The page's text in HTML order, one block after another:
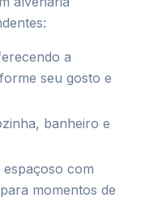
a
seu gosto e
banheiro e
com
momentos de